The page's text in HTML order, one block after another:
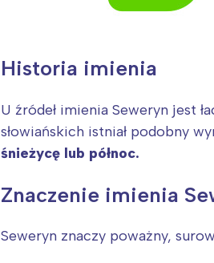
Historia imienia
U źródeł imienia Seweryn jest
słowiańskich istniał podobny
śnieżycę lub północ.
Znaczenie imienia
Seweryn znaczy poważny,